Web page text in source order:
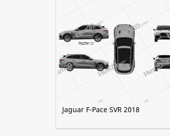
Jaguar F-Pace SVR 2018